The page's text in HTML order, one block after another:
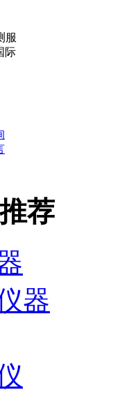
服
际
荐
器